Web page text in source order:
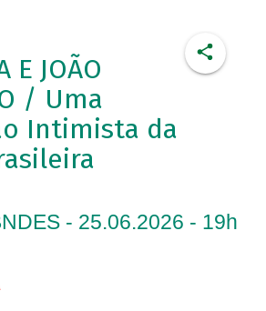
E JOÃO
/ Uma
Intimista da
- 25.06.2026 - 19h